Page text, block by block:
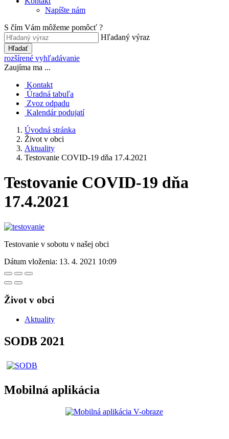
Napíšte nám
S čím Vám môžeme pomôcť ?
Hľadaný výraz
Hľadať
rozšírené vyhľadávanie
Zaujíma ma ...
Kontakt
Úradná tabuľa
Zvoz odpadu
Kalendár podujatí
Úvodná stránka
Život v obci
Aktuality
Testovanie COVID-19 dňa 17.4.2021
Testovanie COVID-19 dňa
17.4.2021
Testovanie v sobotu v našej obci
Dátum vloženia: 13. 4. 2021 10:09
Život v obci
Aktuality
SODB 2021
Mobilná aplikácia